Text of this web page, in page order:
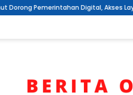
Digital, Akses Layanan untuk